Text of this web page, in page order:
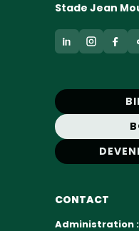
Stade Jean
CONTACT
Administration :